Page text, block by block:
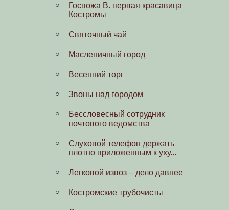
Под крылом попечительства
Императрицы
Накануне первой мировой
Взгляд через столетие
Фотографии от участников
Соболев А.П.
Васильев Михаил
Госпожа В. первая красавица
Костромы
Святочный чай
Масленичный город
Весенний торг
Звоны над городом
Бессловесный сотрудник
почтового ведомства
Cлуховой телефон держать
плотно приложенным к уху...
Легковой извоз – дело давнее
Костромские трубочисты